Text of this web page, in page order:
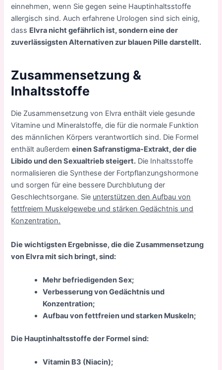
einnehmen, wenn Sie gegen seine Hauptinhaltsstoffe
allergisch sind. Auch erfahrene Urologen sind sich einig,
dass Elvra nicht gefährlich ist, sondern eine der
zuverlässigsten Alternativen zur blauen Pille darstellt.
Zusammensetzung &
Inhaltsstoffe
Die Zusammensetzung von Elvra enthält viele gesunde
Vitamine und Mineralstoffe, die für die normale Funktion
des männlichen Körpers verantwortlich sind. Die Formel
enthält außerdemeinen Safranstigma-Extrakt, der die
Libido und den Sexualtrieb steigert. Die Inhaltsstoffe
normalisieren die Synthese der Fortpflanzungshormone
und sorgen für eine bessere Durchblutung der
Geschlechtsorgane. Sie unterstützen den Aufbau von
fettfreiem Muskelgewebe und stärken Gedächtnis und
Konzentration.
Die wichtigsten Ergebnisse, die die Zusammensetzung
von Elvra mit sich bringt, sind:
Mehr befriedigenden Sex;
Verbesserung von Gedächtnis und
Konzentration;
Aufbau von fettfreien und starken Muskeln;
Die Hauptinhaltsstoffe der Formel sind:
Vitamin B3 (Niacin);